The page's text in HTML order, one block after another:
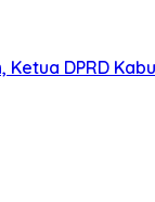
DPRD